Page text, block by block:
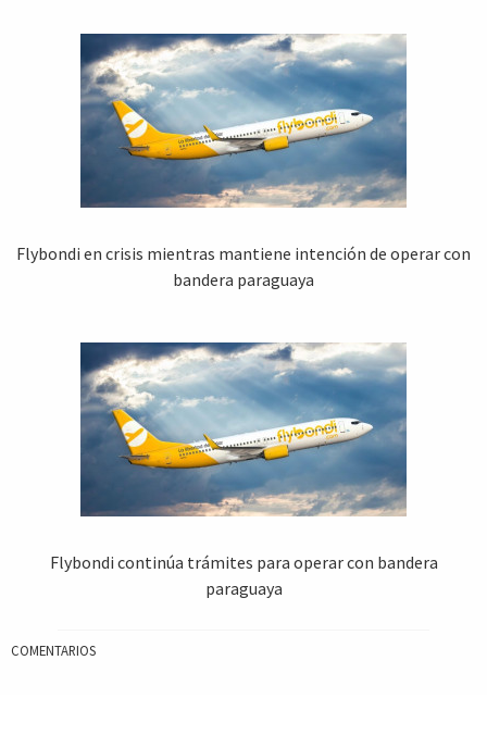
Flybondi en crisis mientras mantiene intención de operar con
bandera paraguaya
Flybondi continúa trámites para operar con bandera
paraguaya
COMENTARIOS